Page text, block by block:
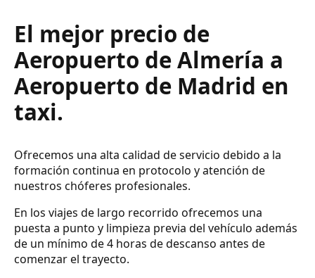
El mejor precio de
Aeropuerto de Almería a
Aeropuerto de Madrid en
taxi.
Ofrecemos una alta calidad de servicio debido a la
formación continua en protocolo y atención de
nuestros chóferes profesionales.
En los viajes de largo recorrido ofrecemos una
puesta a punto y limpieza previa del vehículo además
de un mínimo de 4 horas de descanso antes de
comenzar el trayecto.